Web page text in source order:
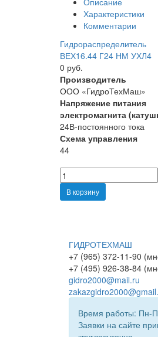
Характеристики
Комментарии
Гидрораспределитель
ВЕХ16.44 Г24 НМ УХЛ4
0 руб.
Производитель
ООО «ГидроТехМаш»
Напряжение питания
электромагнита
24В-постоянного тока
Схема управления
44
В корзину
ГИДРОТЕХМАШ
+7 (965) 372-11-90
+7 (495) 926-38-84
gidro2000@mail.ru
Время работы: Пн-
Заявки на сайте